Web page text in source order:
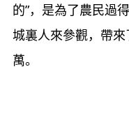
的”，是為了農民過
城裏人來參觀，帶
萬。